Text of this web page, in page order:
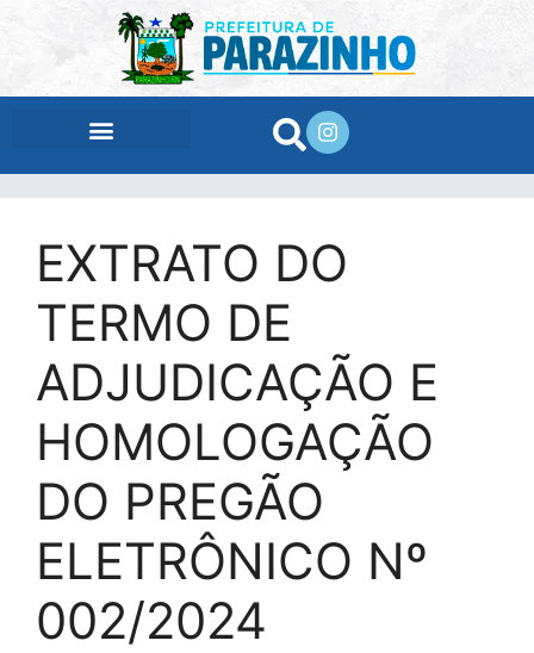
EXTRATO DO
TERMO DE
ADJUDICAÇÃO E
HOMOLOGAÇÃO
DO PREGÃO
ELETRÔNICO Nº
002/2024